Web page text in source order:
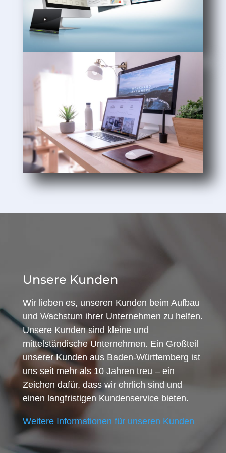
Unsere Kunden
Wir lieben es, unseren Kunden beim Aufbau
und Wachstum ihrer Unternehmen zu helfen.
Unsere Kunden sind kleine und
mittelständische Unternehmen. Ein Großteil
unserer Kunden aus Baden-Württemberg ist
uns seit mehr als 10 Jahren treu – ein
Zeichen dafür, dass wir ehrlich sind und
einen langfristigen Kundenservice bieten.
Weitere Informationen für unseren Kunden